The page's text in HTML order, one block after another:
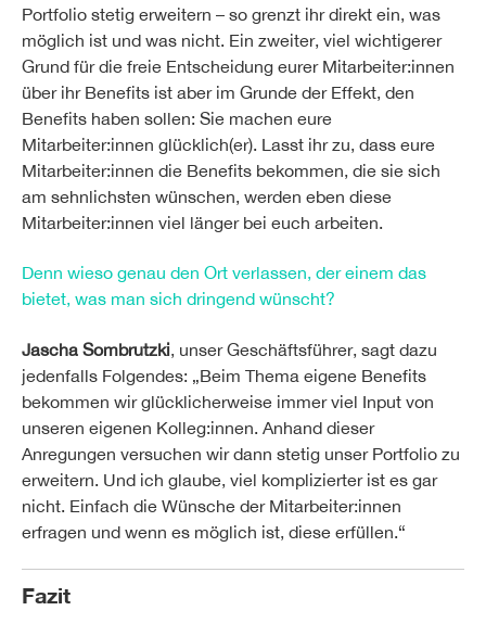
Portfolio stetig erweitern – so grenzt ihr direkt ein, was
möglich ist und was nicht. Ein zweiter, viel wichtigerer
Grund für die freie Entscheidung eurer Mitarbeiter:innen
über ihr Benefits ist aber im Grunde der Effekt, den
Benefits haben sollen: Sie machen eure
Mitarbeiter:innen glücklich(er). Lasst ihr zu, dass eure
Mitarbeiter:innen die Benefits bekommen, die sie sich
am sehnlichsten wünschen, werden eben diese
Mitarbeiter:innen viel länger bei euch arbeiten.
Denn wieso genau den Ort verlassen, der einem das
bietet, was man sich dringend wünscht?
Jascha Sombrutzki, unser Geschäftsführer, sagt dazu
jedenfalls Folgendes: „Beim Thema eigene Benefits
bekommen wir glücklicherweise immer viel Input von
unseren eigenen Kolleg:innen. Anhand dieser
Anregungen versuchen wir dann stetig unser Portfolio zu
erweitern. Und ich glaube, viel komplizierter ist es gar
nicht. Einfach die Wünsche der Mitarbeiter:innen
erfragen und wenn es möglich ist, diese erfüllen.“
Fazit